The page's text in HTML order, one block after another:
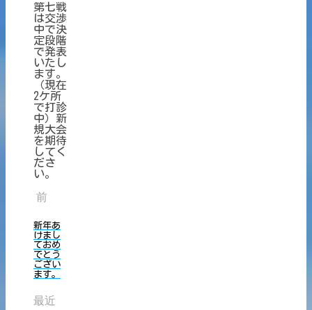
第七戦
は交渉
中で決
定段階
で発表
いたし
ます。
（現在
2ケ所
で打診
中）新
規大会
を期待
してく
ださ
い。
前
新年あ
けまし
ておめ
でとう
ござい
ます。
最近